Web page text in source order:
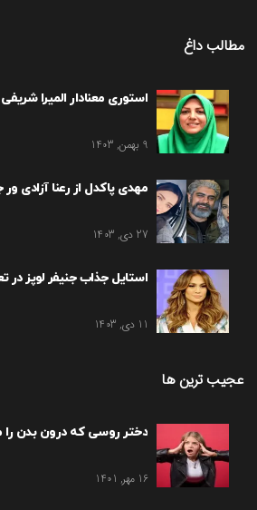
مطالب داغ
استوری معنادار المیرا
9 بهمن, 1403
مهدی پاکدل از رعنا آزادی
27 دی, 1403
استایل جذاب جنیفر لوپز
11 دی, 1403
عجیب ترین ها
دختر روسی که درون بدن را
16 مهر, 1401